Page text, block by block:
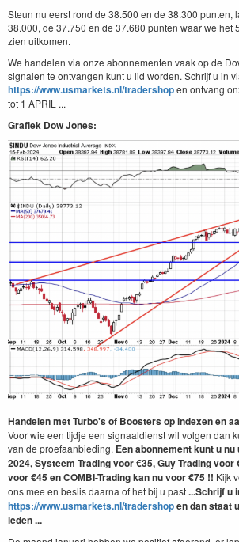
Steun nu eerst rond de 38.500 en de 38.300 punten,
38.000, de 37.750 en de 37.680 punten waar we het
zien uitkomen.
We handelen via onze abonnementen vaak op de
signalen te ontvangen kunt u lid worden. Schrijf u in
https://www.usmarkets.nl/tradershopen ontvang
tot 1 APRIL ...
Grafiek Dow Jones:
Handelen met Turbo's of Boosters op indexen en
Voor wie een tijdje een signaaldienst wil volgen dan
van de proefaanbieding. Een abonnement kunt u
2024, Systeem Tradingvoor €35, Guy Trading voor
voor €45 en COMBI-Trading kan nu voor €75 !! Kijk
ons mee en beslis daarna of het bij u past...Schrijf u
https://www.usmarkets.nl/tradershopen dan staat
leden ...